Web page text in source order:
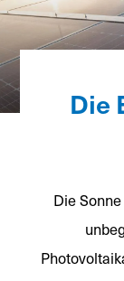
Die
Die